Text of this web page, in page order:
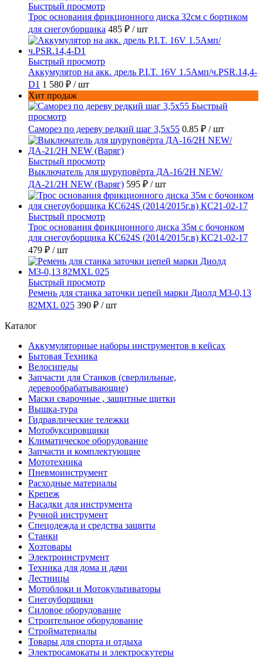
Быстрый просмотр
Трос основания фрикционного диска 32см с бортиком
для снегоуборщика 485 ₽ / шт
Быстрый просмотр
Аккумулятор на акк. дрель P.I.T. 16V 1.5Амп/ч.PSR.14,4-
D1 1 580 ₽ / шт
Хит продаж
Быстрый
просмотр
Саморез по дереву редкий шаг 3,5х55 0.85 ₽ / шт
Быстрый просмотр
Выключатель для шуруповёрта ДА-16/2Н NEW/
ДА-21/2Н NEW (Варяг) 595 ₽ / шт
Быстрый просмотр
Трос основания фрикционного диска 35м с бочонком
для снегоуборщика КС624S (2014/2015г.в) КС21-02-17
479 ₽ / шт
Быстрый просмотр
Ремень для станка заточки цепей марки Диолд МЗ-0,13
82MXL 025 390 ₽ / шт
Каталог
Аккумуляторные наборы инструментов в кейсах
Бытовая Техника
Велосипеды
Запчасти для Станков (сверлильные,
деревообрабатывающие)
Маски сварочные , защитные щитки
Вышка-тура
Гидравлические тележки
Мотобуксировщики
Климатическое оборудование
Запчасти и комплектующие
Мототехника
Пневмоинструмент
Расходные материалы
Крепеж
Насадки для инструмента
Ручной инструмент
Спецодежда и средства защиты
Станки
Хозтовары
Электроинструмент
Техника для дома и дачи
Лестницы
Мотоблоки и Мотокультиваторы
Снегоуборщики
Силовое оборудование
Строительное оборудование
Стройматериалы
Товары для спорта и отдыха
Электросамокаты и электроскутеры